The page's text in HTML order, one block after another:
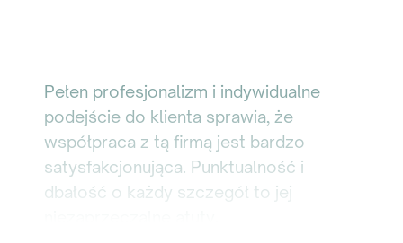
Pełen profesjonalizm i indywidualne
podejście do klienta sprawia, że
współpraca z tą firmą jest bardzo
satysfakcjonująca. Punktualność i
dbałość o każdy szczegół to jej